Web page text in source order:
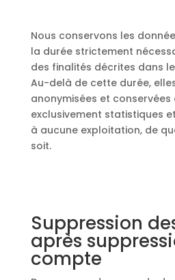
Nous conservons les
la durée strictement
des finalités décrites dans
Au-delà de cette durée,
anonymisées et conservées
exclusivement statistiques
à aucune exploitation, de
soit.
Suppression
après
compte